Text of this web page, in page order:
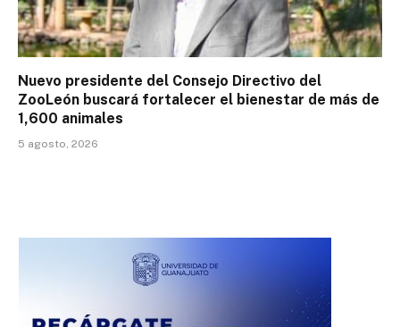
Nuevo presidente del Consejo Directivo del
ZooLeón buscará fortalecer el bienestar de más de
1,600 animales
5 agosto, 2026